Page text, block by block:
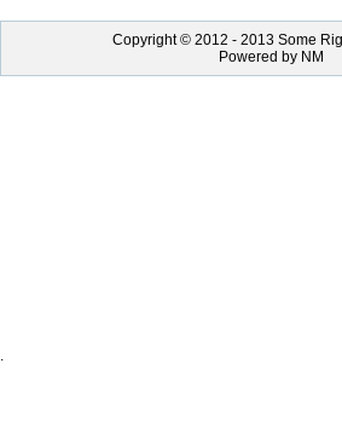
Copyright © 2012 - 2013 Some
Powered by NM
.